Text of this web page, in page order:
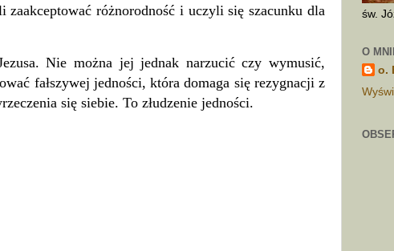
różnorodność i uczyli się szacunku dla
Nie można jej jednak narzucić czy wymusić,
fałszywej jedności, która domaga się rezygnacji z
się siebie. To złudzenie jedności.
św.
O
o.